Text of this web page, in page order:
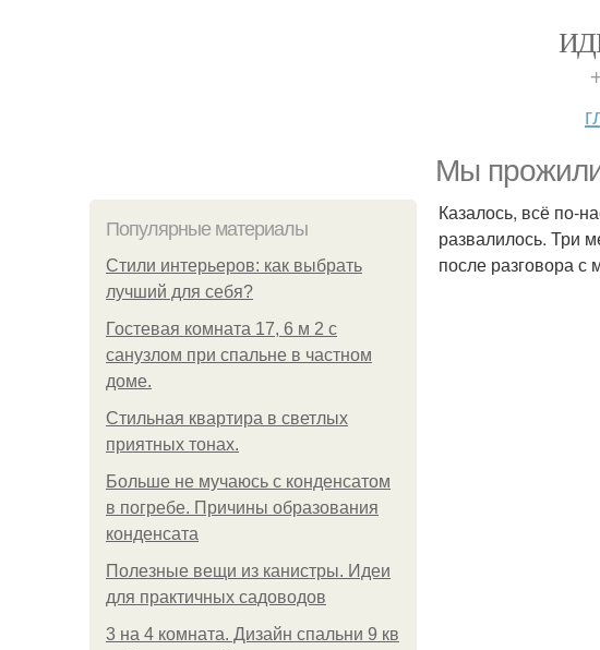
Мы прожили
Популярные материалы
Стили интерьеров: как выбрать
лучший для себя?
Гостевая комната 17, 6 м 2 с
санузлом при спальне в частном
доме.
Стильная квартира в светлых
приятных тонах.
Больше не мучаюсь с конденсатом
в погребе. Причины образования
конденсата
Полезные вещи из канистры. Идеи
для практичных садоводов
3 на 4 комната. Дизайн спальни 9 кв
Казалось, всё по-
развалилось. Три
после разговора с